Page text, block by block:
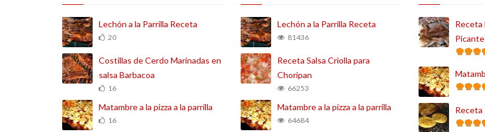
Lechón a la Parrilla Receta
20
Costillas de Cerdo Marinadas en
salsa Barbacoa
16
Matambre a la pizza a la parrilla
16
Lechón a la Parrilla Receta
81436
Receta Salsa Criolla para
Choripan
66253
Matambre a la pizza a la parrilla
64684
Receta
Picante
Receta